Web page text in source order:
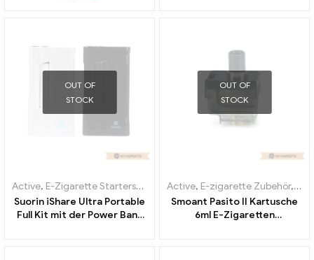
OUT OF
STOCK
Active, E-Zigarette Starterset
Verdampfer
Suorin iShare Ultra Portable
Full Kit mit der Power Bank
OUT OF
STOCK
Active, E-zigarette Zubehör,
Smoant Pasito II Kartusche
6ml E-Zigaretten